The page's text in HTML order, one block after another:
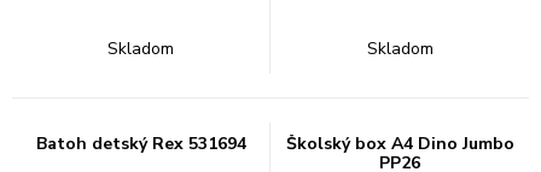
Skladom Skladom
Batoh detský Rex 531694
Školský box A4 Dino Jumbo
PP26